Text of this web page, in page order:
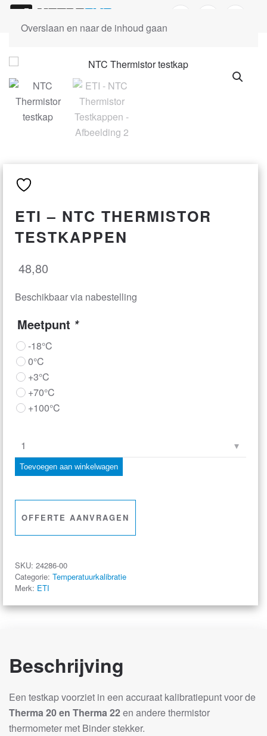
Overslaan en naar de inhoud gaan
ETI – NTC THERMISTOR
TESTKAPPEN
48,80
Beschikbaar via nabestelling
Meetpunt *
-18°C
0°C
+3°C
+70°C
+100°C
ETI
Thermistor
Testkappen
Toevoegen aan winkelwagen
OFFERTE AANVRAGEN
SKU: 24286-00
Categorie: Temperatuurkalibratie
Merk: ETI
Beschrijving
Een testkap voorziet in een accuraat kalibratiepunt voor de
Therma 20 en Therma 22en andere thermistor
thermometer met Binder stekker.